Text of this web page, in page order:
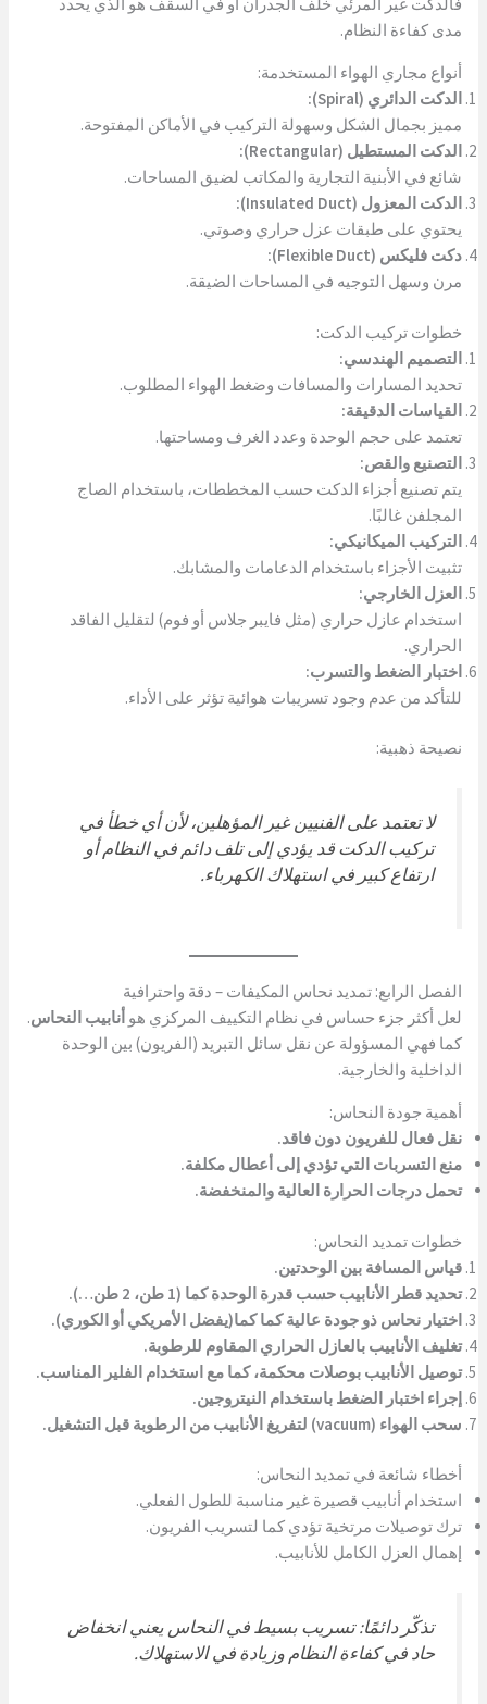
مدى كفاءة النظام.
أنواع مجاري الهواء المستخدمة:
الدكت الدائري (Spiral):
مميز بجمال الشكل وسهولة التركيب في الأماكن المفتوحة.
الدكت المستطيل (Rectangular):
شائع في الأبنية التجارية والمكاتب لضيق المساحات.
الدكت المعزول (Insulated Duct):
يحتوي على طبقات عزل حراري وصوتي.
دكت فليكس (Flexible Duct):
مرن وسهل التوجيه في المساحات الضيقة.
خطوات تركيب الدكت:
التصميم الهندسي:
تحديد المسارات والمسافات وضغط الهواء المطلوب.
القياسات الدقيقة:
تعتمد على حجم الوحدة وعدد الغرف ومساحتها.
التصنيع والقص:
يتم تصنيع أجزاء الدكت حسب المخططات، باستخدام الصاج
المجلفن غالبًا.
التركيب الميكانيكي:
تثبيت الأجزاء باستخدام الدعامات والمشابك.
العزل الخارجي:
استخدام عازل حراري (مثل فايبر جلاس أو فوم) لتقليل الفاقد
الحراري.
اختبار الضغط والتسرب:
للتأكد من عدم وجود تسريبات هوائية تؤثر على الأداء.
نصيحة ذهبية:
لا تعتمد على الفنيين غير المؤهلين، لأن أي خطأ في
تركيب الدكت قد يؤدي إلى تلف دائم في النظام أو
ارتفاع كبير في استهلاك الكهرباء.
الفصل الرابع: تمديد نحاس المكيفات – دقة واحترافية
لعل أكثر جزء حساس في نظام التكييف المركزي هو أنابيب النحاس.
كما فهي المسؤولة عن نقل سائل التبريد (الفريون) بين الوحدة
الداخلية والخارجية.
أهمية جودة النحاس:
نقل فعال للفريون دون فاقد.
منع التسربات التي تؤدي إلى أعطال مكلفة.
تحمل درجات الحرارة العالية والمنخفضة.
خطوات تمديد النحاس:
قياس المسافة بين الوحدتين.
تحديد قطر الأنابيب حسب قدرة الوحدة كما (1 طن، 2 طن…).
اختيار نحاس ذو جودة عالية كما كما(يفضل الأمريكي أو الكوري).
تغليف الأنابيب بالعازل الحراري المقاوم للرطوبة.
توصيل الأنابيب بوصلات محكمة، كما مع استخدام الفلير المناسب.
إجراء اختبار الضغط باستخدام النيتروجين.
سحب الهواء (vacuum) لتفريغ الأنابيب من الرطوبة قبل التشغيل.
أخطاء شائعة في تمديد النحاس:
استخدام أنابيب قصيرة غير مناسبة للطول الفعلي.
ترك توصيلات مرتخية تؤدي كما لتسريب الفريون.
إهمال العزل الكامل للأنابيب.
تذكّر دائمًا: تسريب بسيط في النحاس يعني انخفاض
حاد في كفاءة النظام وزيادة في الاستهلاك.